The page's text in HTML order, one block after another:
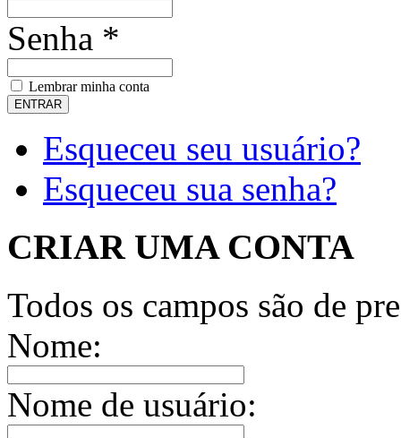
Senha *
Lembrar minha conta
Esqueceu seu usuário?
Esqueceu sua senha?
CRIAR UMA CONTA
Todos os campos são de
Nome:
Nome de usuário: